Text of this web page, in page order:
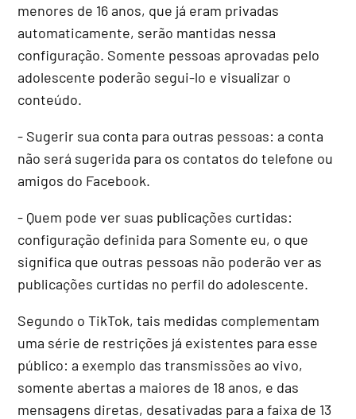
menores de 16 anos, que já eram privadas
automaticamente, serão mantidas nessa
configuração. Somente pessoas aprovadas pelo
adolescente poderão segui-lo e visualizar o
conteúdo.
- Sugerir sua conta para outras pessoas: a conta
não será sugerida para os contatos do telefone ou
amigos do Facebook.
- Quem pode ver suas publicações curtidas:
configuração definida para Somente eu, o que
significa que outras pessoas não poderão ver as
publicações curtidas no perfil do adolescente.
Segundo o TikTok, tais medidas complementam
uma série de restrições já existentes para esse
público: a exemplo das transmissões ao vivo,
somente abertas a maiores de 18 anos, e das
mensagens diretas, desativadas para a faixa de 13